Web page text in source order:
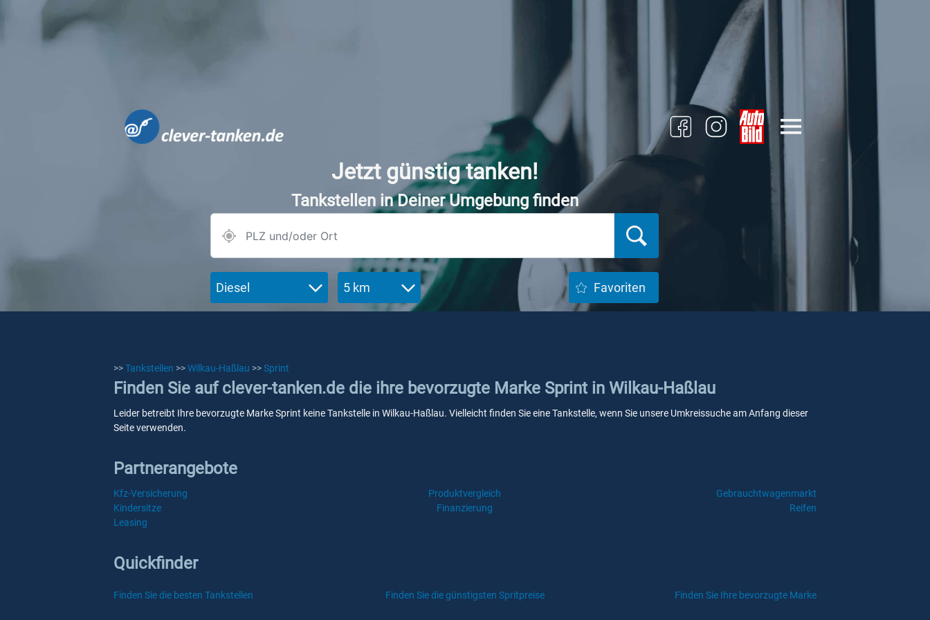
Jetzt günstig tanken!
Tankstellen in Deiner Umgebung finden
Diesel 5 km Favoriten
>>Tankstellen >>Wilkau-Haßlau >>Sprint
Finden Sie auf clever-tanken.de die ihre bevorzugte Marke Sprint in Wilkau-Haßlau
Leider betreibt Ihre bevorzugte Marke Sprint keine Tankstelle in Wilkau-Haßlau. Vielleicht finden Sie eine Tankstelle, wenn Sie unsere Umkreissuche am Anfang dieser
Seite verwenden.
Partnerangebote
Kfz-Versicherung Produktvergleich
Gebrauchtwagenmarkt
Kindersitze
Finanzierung
Reifen
Leasing
Quickfinder
Finden Sie die besten Tankstellen Finden Sie die günstigsten Spritpreise Finden Sie Ihre bevorzugte Marke